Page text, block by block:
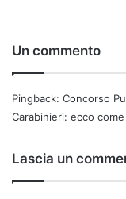
Un commento
Pingback: Concorso
Carabinieri: ecco
Lascia un